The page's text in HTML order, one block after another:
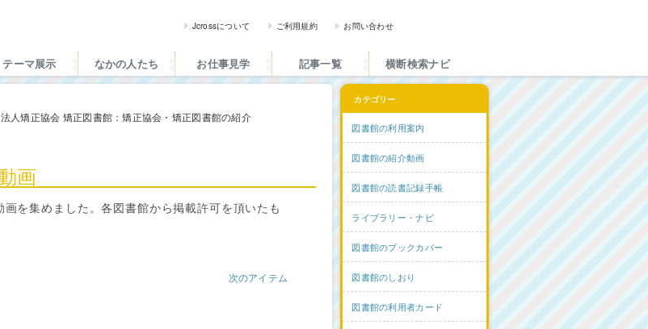
ェイクロス）| 図書館と図書館にかかわる人た
Jcrossについて ご利用規約 お問い合わせ
テーマ展示 なかの人たち お仕事見学 記事一覧 横断検索ナビ
人矯正協会 矯正図書館：矯正協会・矯正図書館の紹介
画
を集めました。各図書館から掲載許可を頂いたも
次のアイテム
カテゴリー
図書館の利用案内
図書館の紹介動画
図書館の読書記録手帳
ライブラリー・ナビ
図書館のブックカバー
図書館のしおり
図書館の利用者カード